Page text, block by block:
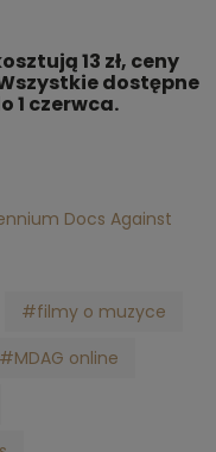
13 zł, ceny
dostępne
1 czerwca.
Docs Against
#filmy o muzyce
#MDAG online